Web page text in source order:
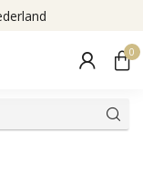
0